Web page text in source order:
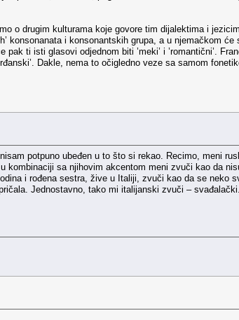
o drugim kulturama koje govore tim dijalektima i
konsonanata i konsonantskih grupa, a u njemačkom će
ti isti glasovi odjednom biti ’meki’ i ’romantični’.
Dakle, nema to očigledno veze sa samom
potpuno ubeđen u to što si rekao. Recimo, meni
sa njihovim akcentom meni zvuči kao da
i rođena sestra, žive u Italiji, zvuči kao da se neko
Jednostavno, tako mi italijanski zvuči –